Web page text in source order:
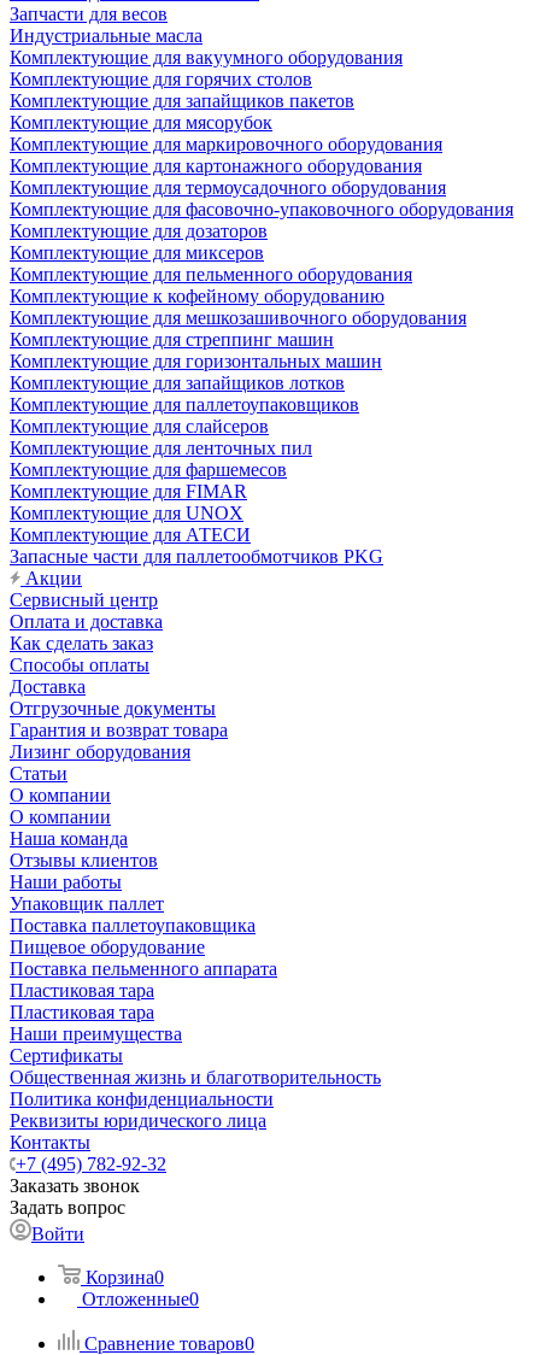
Запчасти для весов
Индустриальные масла
Комплектующие для вакуумного оборудования
Комплектующие для горячих столов
Комплектующие для запайщиков пакетов
Комплектующие для мясорубок
Комплектующие для маркировочного оборудования
Комплектующие для картонажного оборудования
Комплектующие для термоусадочного оборудования
Комплектующие для фасовочно-упаковочного оборудования
Комплектующие для дозаторов
Комплектующие для миксеров
Комплектующие для пельменного оборудования
Комплектующие к кофейному оборудованию
Комплектующие для мешкозашивочного оборудования
Комплектующие для стреппинг машин
Комплектующие для горизонтальных машин
Комплектующие для запайщиков лотков
Комплектующие для паллетоупаковщиков
Комплектующие для слайсеров
Комплектующие для ленточных пил
Комплектующие для фаршемесов
Комплектующие для FIMAR
Комплектующие для UNOX
Комплектующие для АТЕСИ
Запасные части для паллетообмотчиков PKG
Акции
Сервисный центр
Оплата и доставка
Как сделать заказ
Способы оплаты
Доставка
Отгрузочные документы
Гарантия и возврат товара
Лизинг оборудования
Статьи
О компании
О компании
Наша команда
Отзывы клиентов
Наши работы
Упаковщик паллет
Поставка паллетоупаковщика
Пищевое оборудование
Поставка пельменного аппарата
Пластиковая тара
Пластиковая тара
Наши преимущества
Сертификаты
Общественная жизнь и благотворительность
Политика конфиденциальности
Реквизиты юридического лица
Контакты
+7 (495) 782-92-32
Заказать звонок
Задать вопрос
Войти
Корзина0
Отложенные0
Сравнение товаров0